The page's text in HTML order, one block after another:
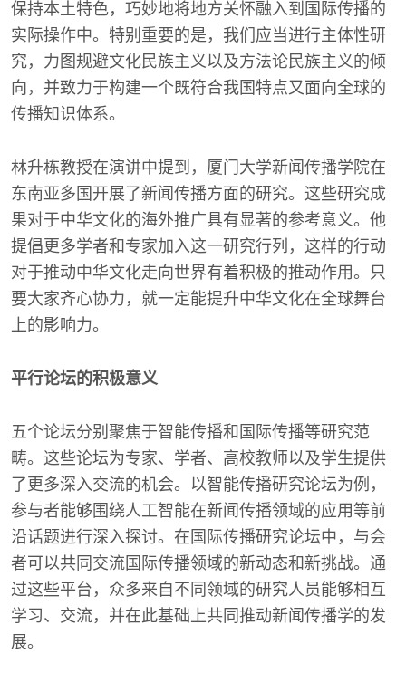
保持本土特色，巧妙地将地方关怀融入到国际传播的
实际操作中。特别重要的是，我们应当进行主体性研
究，力图规避文化民族主义以及方法论民族主义的倾
向，并致力于构建一个既符合我国特点又面向全球的
传播知识体系。
林升栋教授在演讲中提到，厦门大学新闻传播学院在
东南亚多国开展了新闻传播方面的研究。这些研究成
果对于中华文化的海外推广具有显著的参考意义。他
提倡更多学者和专家加入这一研究行列，这样的行动
对于推动中华文化走向世界有着积极的推动作用。只
要大家齐心协力，就一定能提升中华文化在全球舞台
上的影响力。
平行论坛的积极意义
五个论坛分别聚焦于智能传播和国际传播等研究范
畴。这些论坛为专家、学者、高校教师以及学生提供
了更多深入交流的机会。以智能传播研究论坛为例，
参与者能够围绕人工智能在新闻传播领域的应用等前
沿话题进行深入探讨。在国际传播研究论坛中，与会
者可以共同交流国际传播领域的新动态和新挑战。通
过这些平台，众多来自不同领域的研究人员能够相互
学习、交流，并在此基础上共同推动新闻传播学的发
展。